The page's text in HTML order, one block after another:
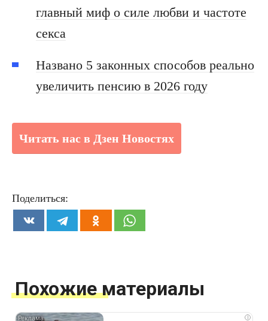
главный миф о силе любви и частоте
секса
Названо 5 законных способов реально
увеличить пенсию в 2026 году
Читать нас в Дзен Новостях
Поделиться:
Похожие материалы
i